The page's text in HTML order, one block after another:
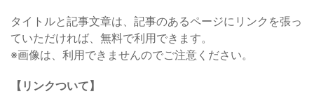
タイトルと記事文章は、記事のあるページにリンクを張っ
ていただければ、無料で利用できます。
※画像は、利用できませんのでご注意ください。
【リンクついて】